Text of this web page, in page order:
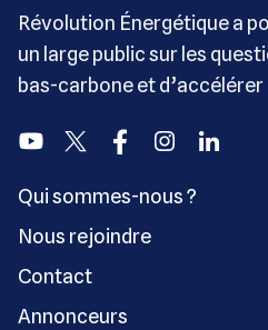
Révolution Énergétique a
un large public sur les
bas-carbone et
YoutubeTwitter FacebookInstagramLinkedin
Qui sommes-nous ?
Nous rejoindre
Contact
Annonceurs